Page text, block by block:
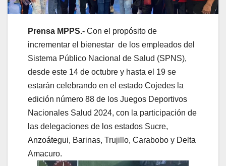
Prensa MPPS.- Con el propósito de
incrementar el bienestar de los empleados del
Sistema Público Nacional de Salud (SPNS),
desde este 14 de octubre y hasta el 19 se
estarán celebrando en el estado Cojedes la
edición número 88 de los Juegos Deportivos
Nacionales Salud 2024, con la participación de
las delegaciones de los estados Sucre,
Anzoátegui, Barinas, Trujillo, Carabobo y Delta
Amacuro.